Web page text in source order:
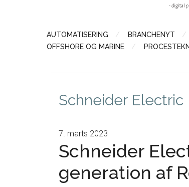
AUTOMATISERING BRANCHENYT
OFFSHORE OG MARINE
Schneider Electric
7. marts 2023
Schneider
generation af